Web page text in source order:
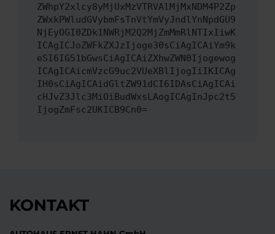
ZWhpY2xlcy8yMjUxMzVTRVAlMjMxNDM4P2Zp
ZWxkPWludGVybmFsTnVtYmVyJndlYnNpdGU9
NjEyOGI0ZDk1NWRjM2Q2MjZmMmRlNTIxIiwK
ICAgICJoZWFkZXJzIjoge30sCiAgICAiYm9k
eSI6IG51bGwsCiAgICAiZXhwZWN0Ijogewog
ICAgICAicmVzcG9uc2VUeXBlIjogIiIKICAg
IH0sCiAgICAidGltZW91dCI6IDAsCiAgICAi
cHJvZ3Jlc3MiOiBudWxsLAogICAgInJpc2t5
IjogZmFsc2UKICB9Cn0=
KONTAKT